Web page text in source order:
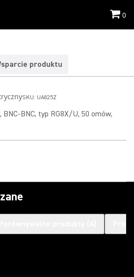
0
produktu
SKU: UA825Z
BNC, typ RG8X/U, 50 omów,